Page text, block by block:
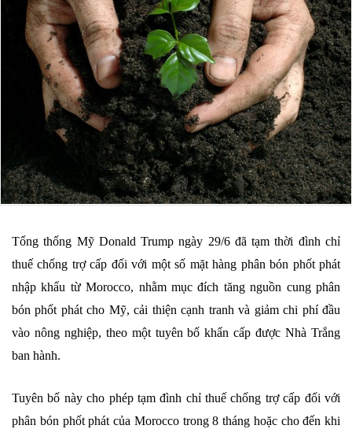
Tổng thống Mỹ Donald Trump ngày 29/6 đã tạm thời đình chỉ
thuế chống trợ cấp đối với một số mặt hàng phân bón phốt phát
nhập khẩu từ Morocco, nhằm mục đích tăng nguồn cung phân
bón phốt phát cho Mỹ, cải thiện cạnh tranh và giảm chi phí đầu
vào nông nghiệp, theo một tuyên bố khẩn cấp được Nhà Trắng
ban hành.
Tuyên bố này cho phép tạm đình chỉ thuế chống trợ cấp đối với
phân bón phốt phát của Morocco trong 8 tháng hoặc cho đến khi